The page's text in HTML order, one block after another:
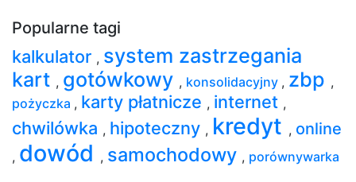
Popularne tagi
kalkulator , system zastrzegania
kart , gotówkowy , konsolidacyjny , zbp ,
pożyczka , karty płatnicze , internet ,
chwilówka , hipoteczny , kredyt , online
, dowód , samochodowy , porównywarka